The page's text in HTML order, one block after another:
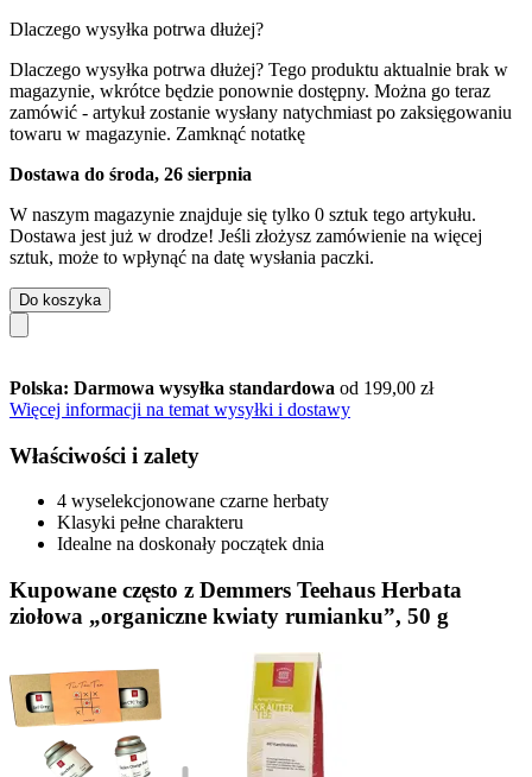
Dlaczego wysyłka potrwa dłużej?
Dlaczego wysyłka potrwa dłużej? Tego produktu aktualnie brak w
magazynie, wkrótce będzie ponownie dostępny. Można go teraz
zamówić - artykuł zostanie wysłany natychmiast po zaksięgowaniu
towaru w magazynie. Zamknąć notatkę
Dostawa do środa, 26 sierpnia
W naszym magazynie znajduje się tylko 0 sztuk tego artykułu.
Dostawa jest już w drodze! Jeśli złożysz zamówienie na więcej
sztuk, może to wpłynąć na datę wysłania paczki.
Do koszyka
Polska: Darmowa wysyłka standardowa od 199,00 zł
Więcej informacji na temat wysyłki i dostawy
Właściwości i zalety
4 wyselekcjonowane czarne herbaty
Klasyki pełne charakteru
Idealne na doskonały początek dnia
Kupowane często z Demmers Teehaus Herbata
ziołowa „organiczne kwiaty rumianku”, 50 g